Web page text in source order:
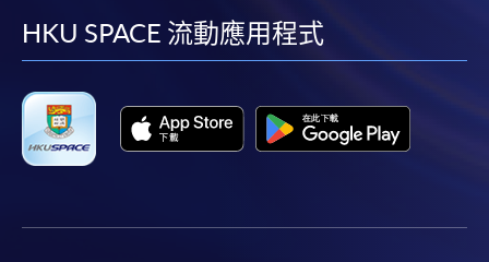
facebook
youtube
linkedin
HKU SPACE 流動應用程式